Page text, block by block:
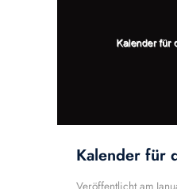
Kalender für